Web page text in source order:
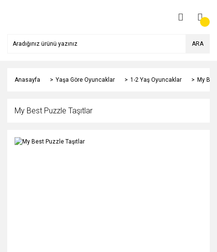
ARA
Anasayfa Yaşa Göre Oyuncaklar 1-2 Yaş Oyuncaklar My
My Best Puzzle Taşıtlar